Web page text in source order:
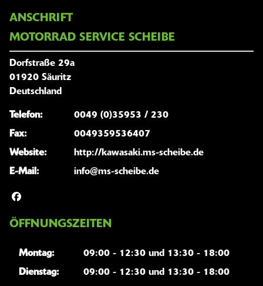
ANSCHRIFT
MOTORRAD SERVICE SCHEIBE
Dorfstraße 29a
01920 Säuritz
Deutschland
Telefon:
0049 (0)35953 / 230
Fax:
0049359536407
Website:
http://kawasaki.ms-scheibe.de
E-Mail:
info@ms-scheibe.de
ÖFFNUNGSZEITEN
Montag:
09:00 - 12:30 und 13:30 - 18:00
Dienstag:
09:00 - 12:30 und 13:30 - 18:00